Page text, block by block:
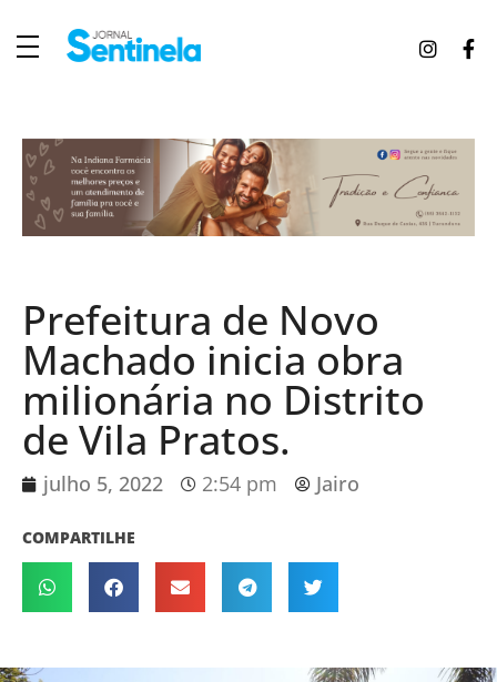
Prefeitura de Novo
Machado inicia obra
milionária no Distrito
de Vila Pratos.
julho 5, 2022 2:54 pm Jairo
COMPARTILHE